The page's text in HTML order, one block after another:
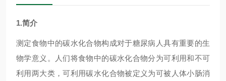
1.简介
测定食物中的碳水化合物构成对于糖尿病人具有重要的生
物学意义。人们将食物中的碳水化合物分为可利用和不可
利用两大类，可利用碳水化合物被定义为可被人体小肠消